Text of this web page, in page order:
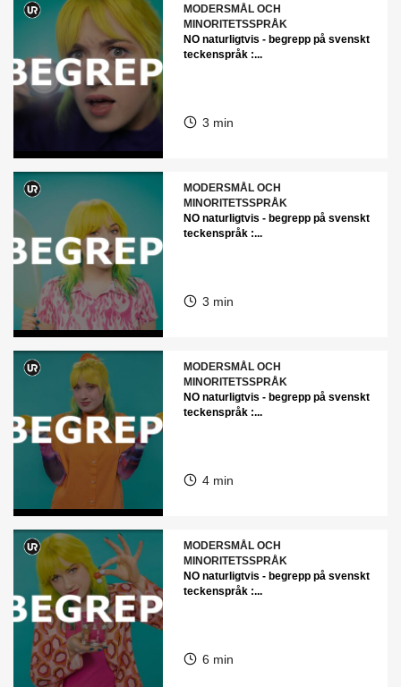
MODERSMÅL OCH
MINORITETSSPRÅK
NO naturligtvis - begrepp på svenskt
teckenspråk :...
3 min
MODERSMÅL OCH
MINORITETSSPRÅK
NO naturligtvis - begrepp på svenskt
teckenspråk :...
3 min
MODERSMÅL OCH
MINORITETSSPRÅK
NO naturligtvis - begrepp på svenskt
teckenspråk :...
4 min
MODERSMÅL OCH
MINORITETSSPRÅK
NO naturligtvis - begrepp på svenskt
teckenspråk :...
6 min